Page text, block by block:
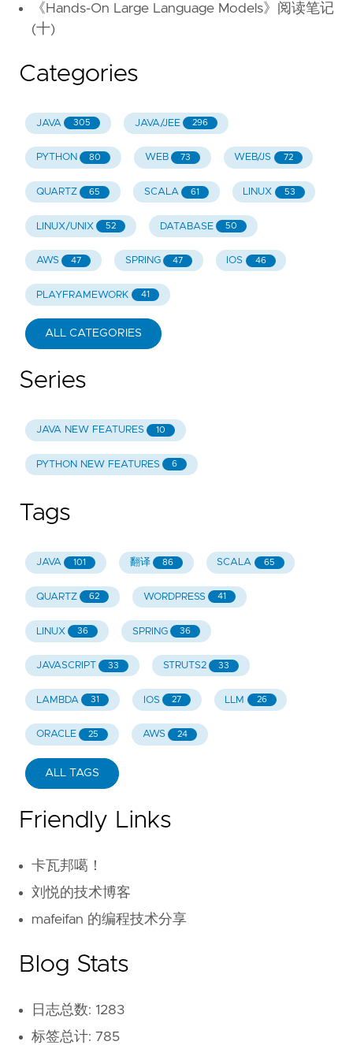
《Hands-On Large Language Models》阅读笔记
(十)
Categories
JAVA 305 JAVA/JEE 296
PYTHON 80 WEB 73 WEB/JS 72
QUARTZ 65 SCALA 61 LINUX 53
LINUX/UNIX 52 DATABASE 50
AWS 47 SPRING 47 IOS 46
PLAYFRAMEWORK 41
ALL CATEGORIES
Series
JAVA NEW FEATURES 10
PYTHON NEW FEATURES 6
Tags
JAVA 101 翻译 86 SCALA 65
QUARTZ 62 WORDPRESS 41
LINUX 36 SPRING 36
JAVASCRIPT 33 STRUTS2 33
LAMBDA 31 IOS 27 LLM 26
ORACLE 25 AWS 24
ALL TAGS
Friendly Links
卡瓦邦噶！
刘悦的技术博客
mafeifan 的编程技术分享
Blog Stats
日志总数: 1283
标签总计: 785